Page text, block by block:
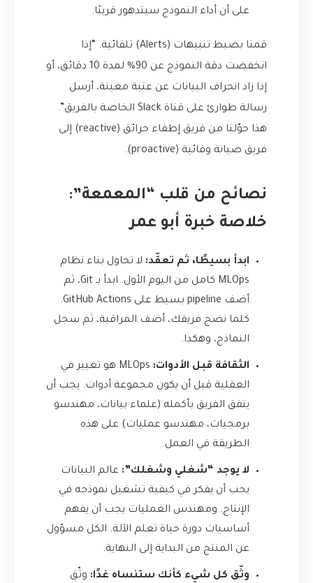
على أن أداء النموذج سيتدهور قريبًا.
قمنا بضبط تنبيهات (Alerts) تلقائية. “إذا
انخفضت دقة النموذج عن 90% لمدة 10 دقائق، أو
إذا زاد انحراف البيانات عن عتبة معينة، أرسل
رسالة طوارئ على قناة Slack الخاصة بالفريق”.
هذا حوّلنا من فريق إطفاء حرائق (reactive) إلى
فريق صيانة وقائية (proactive).
نصائح من قلب “المعمعة”:
خلاصة خبرة أبو عمر
ابدأ بسيطًا، ثم تعقّد: لا تحاول بناء نظام
MLOps كامل من اليوم الأول. ابدأ بـ Git، ثم
أضف pipeline بسيط على GitHub Actions.
كلما نضج فريقك، أضف المراقبة، ثم سجل
النماذج، وهكذا.
الثقافة قبل الأدوات:
MLOps هو تغيير في
العقلية قبل أن يكون مجموعة أدوات. يجب أن
يتفق الفريق بأكمله (علماء بيانات، مهندسو
برمجيات، مهندسو عمليات) على هذه
الطريقة في العمل.
لا يوجد “شغلي وشغلك”: عالم البيانات
يجب أن يفكر في كيفية تشغيل نموذجه في
الإنتاج. ومهندس العمليات يجب أن يفهم
أساسيات دورة حياة تعلم الآلة. الكل مسؤول
عن المنتج من البداية إلى النهاية.
وثّق كل شيء كأنك ستنساه غدًا: وثّق